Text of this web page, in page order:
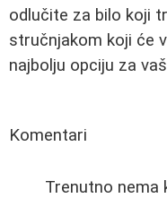
odlučite za bilo koji
stručnjakom koji će
najbolju opciju za
Komentari
Trenutno nema